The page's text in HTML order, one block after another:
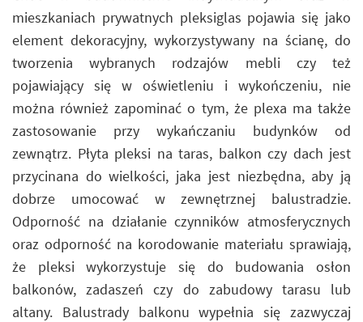
mieszkaniach prywatnych pleksiglas pojawia się jako
element dekoracyjny, wykorzystywany na ścianę, do
tworzenia wybranych rodzajów mebli czy też
pojawiający się w oświetleniu i wykończeniu, nie
można również zapominać o tym, że plexa ma także
zastosowanie przy wykańczaniu budynków od
zewnątrz. Płyta pleksi na taras, balkon czy dach jest
przycinana do wielkości, jaka jest niezbędna, aby ją
dobrze umocować w zewnętrznej balustradzie.
Odporność na działanie czynników atmosferycznych
oraz odporność na korodowanie materiału sprawiają,
że pleksi wykorzystuje się do budowania osłon
balkonów, zadaszeń czy do zabudowy tarasu lub
altany. Balustrady balkonu wypełnia się zazwyczaj